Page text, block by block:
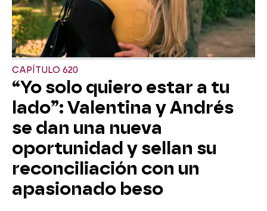
CAPÍTULO 620
“Yo solo quiero estar a tu
lado”: Valentina y Andrés
se dan una nueva
oportunidad y sellan su
reconciliación con un
apasionado beso